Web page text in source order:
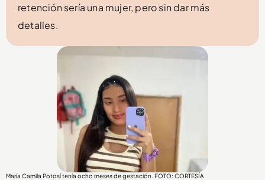
retención sería una mujer, pero sin dar más
detalles.
María Camila Potosí tenía ocho meses de gestación. FOTO: CORTESÍA